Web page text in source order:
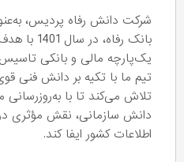
شرکت دانش رفاه پردیس،
بانک رفاه،
یک‌پارچه‌ مالی و بانکی
تیم ما با تکیه بر دانش فنی
تلاش می‌کند تا با
دانش سازمانی، نقش مؤثری
اطلاعات کشور ایفا کند.